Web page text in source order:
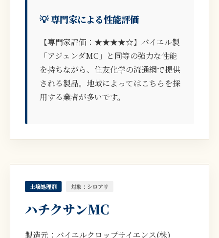
💡 専門家による性能評価
【専門家評価：★★★★☆】バイエル製
「アジェンダMC」と同等の強力な性能
を持ちながら、住友化学の流通網で提供
される製品。地域によってはこちらを採
用する業者が多いです。
土壌処理剤 対象：シロアリ
ハチクサンMC
製造元：バイエルクロップサイエンス(株)